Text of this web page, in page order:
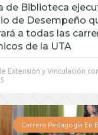
de Biblioteca
de Desempeño
a todas las
de la UTA
Extensión y Vinculación
Carrera Pedagogía En